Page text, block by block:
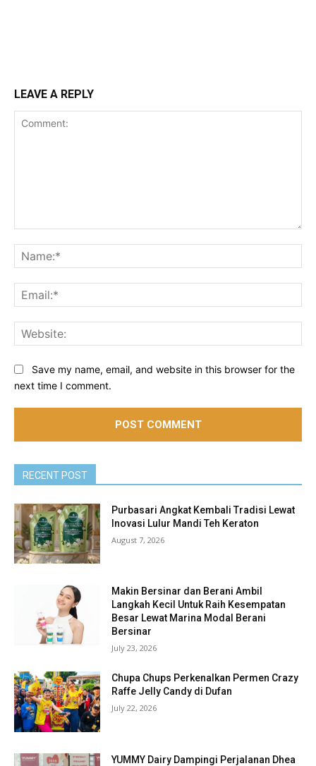
LEAVE A REPLY
Save my name, email, and website in this browser for the
next time I comment.
RECENT POST
Purbasari Angkat Kembali Tradisi Lewat
Inovasi Lulur Mandi Teh Keraton
August 7, 2026
Makin Bersinar dan Berani Ambil
Langkah Kecil Untuk Raih Kesempatan
Besar Lewat Marina Modal Berani
Bersinar
July 23, 2026
Chupa Chups Perkenalkan Permen Crazy
Raffe Jelly Candy di Dufan
July 22, 2026
YUMMY Dairy Dampingi Perjalanan Dhea